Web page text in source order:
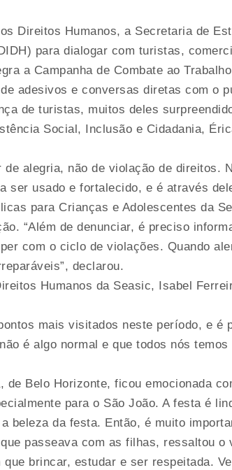
Direitos Humanos, a Secretaria de
para dialogar com turistas,
a Campanha de Combate ao
adesivos e conversas diretas com
de turistas, muitos deles
Social, Inclusão e Cidadania,
de alegria, não de violação de
ser usado e fortalecido, e é através
para Crianças e Adolescentes da
“Além de denunciar, é preciso
com o ciclo de violações. Quando
declarou.
Humanos da Seasic, Isabel
mais visitados neste período, e
é algo normal e que todos nós
de Belo Horizonte, ficou emocionada
para o São João. A festa é
beleza da festa. Então, é muito
passeava com as filhas, ressaltou
brincar, estudar e ser respeitada.